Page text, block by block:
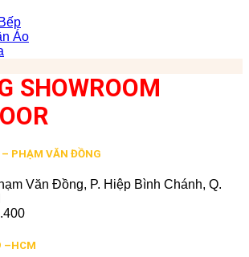
Áo
SHOWROOM
PHẠM VĂN ĐỒNG
Văn Đồng, P. Hiệp Bình Chánh, Q.
–HCM